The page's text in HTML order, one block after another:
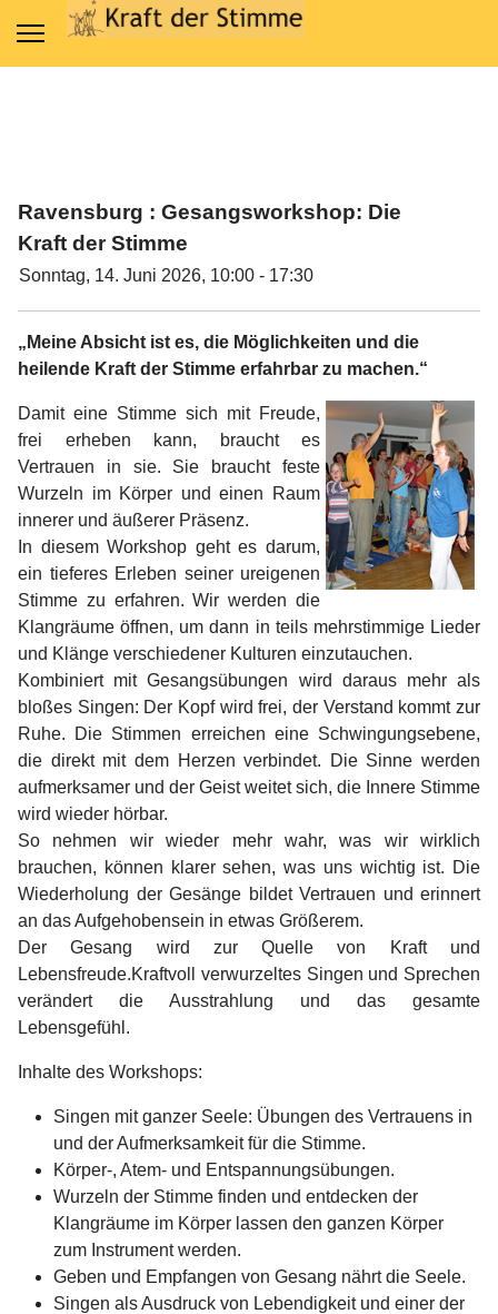
Ravensburg : Gesangsworkshop: Die
Kraft der Stimme
Sonntag, 14. Juni 2026, 10:00 - 17:30
„Meine Absicht ist es, die Möglichkeiten und die
heilende Kraft der Stimme erfahrbar zu machen.“
Damit eine Stimme sich mit Freude,
frei erheben kann, braucht es
Vertrauen in sie. Sie braucht feste
Wurzeln im Körper und einen Raum
innerer und äußerer Präsenz.
In diesem Workshop geht es darum,
ein tieferes Erleben seiner ureigenen
Stimme zu erfahren. Wir werden die
Klangräume öffnen, um dann in teils mehrstimmige Lieder
und Klänge verschiedener Kulturen einzutauchen.
Kombiniert mit Gesangsübungen wird daraus mehr als
bloßes Singen: Der Kopf wird frei, der Verstand kommt zur
Ruhe. Die Stimmen erreichen eine Schwingungsebene,
die direkt mit dem Herzen verbindet. Die Sinne werden
aufmerksamer und der Geist weitet sich, die Innere Stimme
wird wieder hörbar.
So nehmen wir wieder mehr wahr, was wir wirklich
brauchen, können klarer sehen, was uns wichtig ist. Die
Wiederholung der Gesänge bildet Vertrauen und erinnert
an das Aufgehobensein in etwas Größerem.
Der Gesang wird zur Quelle von Kraft und
Lebensfreude.Kraftvoll verwurzeltes Singen und Sprechen
verändert die Ausstrahlung und das gesamte
Lebensgefühl.
Inhalte des Workshops:
Singen mit ganzer Seele: Übungen des Vertrauens in
und der Aufmerksamkeit für die Stimme.
Körper-, Atem- und Entspannungsübungen.
Wurzeln der Stimme finden und entdecken der
Klangräume im Körper lassen den ganzen Körper
zum Instrument werden.
Geben und Empfangen von Gesang nährt die Seele.
Singen als Ausdruck von Lebendigkeit und einer der